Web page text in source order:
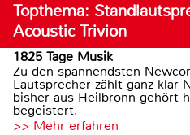
Topthema:
Acoustic Trivion
1825 Tage Musik
Zu den spannendsten
Lautsprecher zählt ganz klar
bisher aus Heilbronn gehört
begeistert.
>> Mehr erfahren